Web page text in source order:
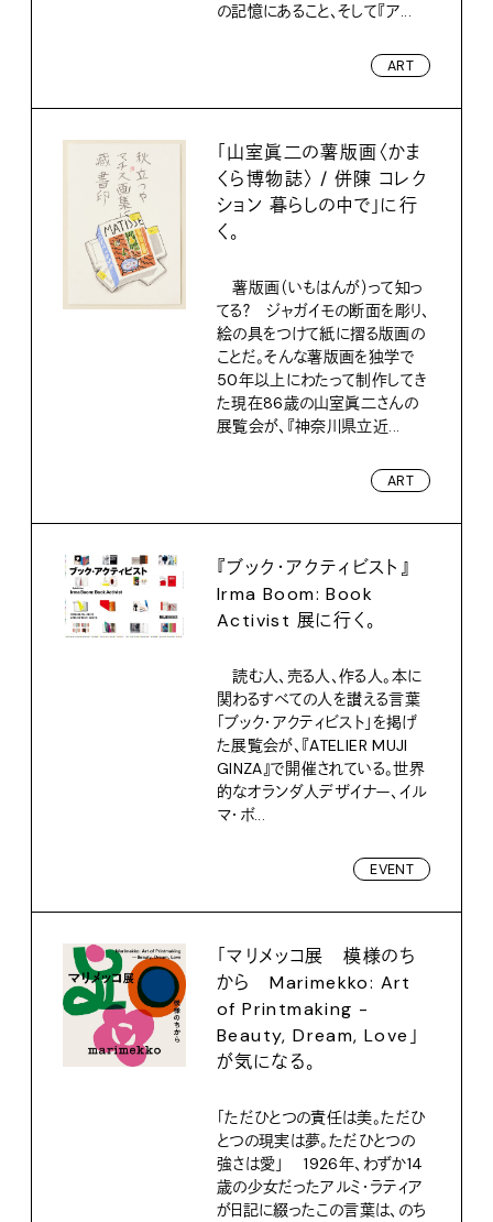
の記憶にあること、そして『ア...
ART
「山室眞二の薯版画〈かま
くら博物誌〉 / 併陳 コレク
ション 暮らしの中で」に行
く。
薯版画（いもはんが）って知っ
てる？ ジャガイモの断面を彫り、
絵の具をつけて紙に摺る版画の
ことだ。そんな薯版画を独学で
50年以上にわたって制作してき
た現在86歳の山室眞二さんの
展覧会が、『神奈川県立近...
ART
『ブック・アクティビスト』
Irma Boom: Book
Activist 展に行く。
読む人、売る人、作る人。本に
関わるすべての人を讃える言葉
「ブック・アクティビスト」を掲げ
た展覧会が、『ATELIER MUJI
GINZA』で開催されている。世界
的なオランダ人デザイナー、イル
マ・ボ...
EVENT
「マリメッコ展 模様のち
から Marimekko: Art
of Printmaking -
Beauty, Dream, Love」
が気になる。
「ただひとつの責任は美。ただひ
とつの現実は夢。ただひとつの
強さは愛」 1926年、わずか14
歳の少女だったアルミ・ラティア
が日記に綴ったこの言葉は、のち